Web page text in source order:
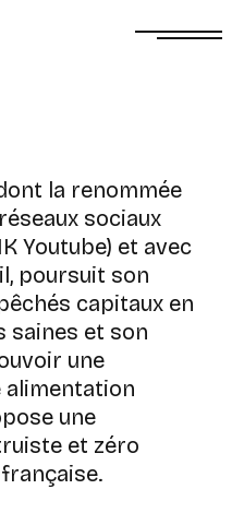
la renommée
sociaux
Youtube) et avec
poursuit son
capitaux en
saines et son
une
alimentation
une
et zéro